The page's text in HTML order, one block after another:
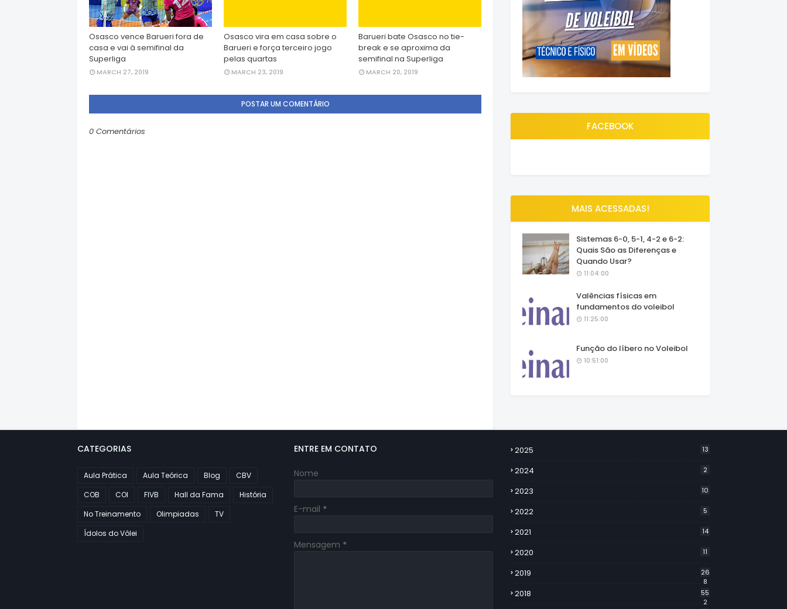
Osasco vence Barueri fora de
casa e vai à semifinal da
Superliga
MARCH 27, 2019
Osasco vira em casa sobre o
Barueri e força terceiro jogo
pelas quartas
MARCH 23, 2019
Barueri bate Osasco no tie-
break e se aproxima da
semifinal na Superliga
MARCH 20, 2019
POSTAR UM COMENTÁRIO
0 Comentários FACEBOOK
MAIS ACESSADAS!
Sistemas 6-0, 5-1, 4-2 e 6-2:
Quais São as Diferenças e
Quando Usar?
11:04:00
Valências físicas em
fundamentos do voleibol
11:25:00
Função do líbero no Voleibol
10:51:00
CATEGORIAS
Aula Prática Aula Teórica Blog
CBV
COB
COI FIVB Hall da Fama
História
No Treinamento
Olimpiadas
TV
Ídolos do Vôlei
ENTRE EM CONTATO
Nome
E-mail *
Mensagem *
2025 13
2024 2
2023 10
2022 5
2021 14
2020 11
2019
26
8
2018
55
2